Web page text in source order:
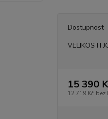
Dostupnost
VELIKOSTI
15 390
12 719 Kč bez